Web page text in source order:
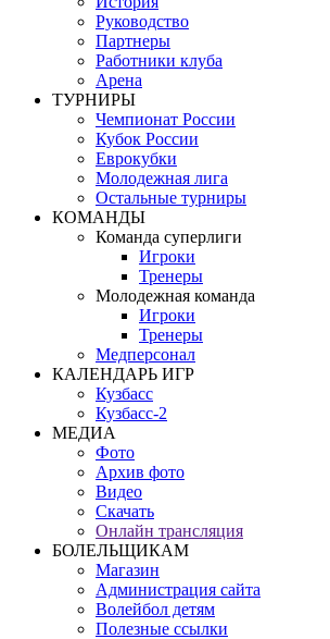
Руководство
Партнеры
Работники клуба
Арена
ТУРНИРЫ
Чемпионат России
Кубок России
Еврокубки
Молодежная лига
Остальные турниры
КОМАНДЫ
Команда суперлиги
Игроки
Тренеры
Молодежная команда
Игроки
Тренеры
Медперсонал
КАЛЕНДАРЬ ИГР
Кузбасс
Кузбасс-2
МЕДИА
Фото
Архив фото
Видео
Скачать
Онлайн трансляция
БОЛЕЛЬЩИКАМ
Магазин
Администрация сайта
Волейбол детям
Полезные ссылки